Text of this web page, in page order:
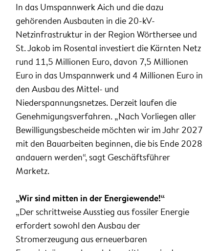
In das Umspannwerk Aich und die dazu
gehörenden Ausbauten in die 20-kV-
Netzinfrastruktur in der Region Wörthersee und
St. Jakob im Rosental investiert die Kärnten Netz
rund 11,5 Millionen Euro, davon 7,5 Millionen
Euro in das Umspannwerk und 4 Millionen Euro in
den Ausbau des Mittel- und
Niederspannungsnetzes. Derzeit laufen die
Genehmigungsverfahren. „Nach Vorliegen aller
Bewilligungsbescheide möchten wir im Jahr 2027
mit den Bauarbeiten beginnen, die bis Ende 2028
andauern werden“, sagt Geschäftsführer
Marketz.
„Wir sind mitten in der Energiewende!“
„Der schrittweise Ausstieg aus fossiler Energie
erfordert sowohl den Ausbau der
Stromerzeugung aus erneuerbaren